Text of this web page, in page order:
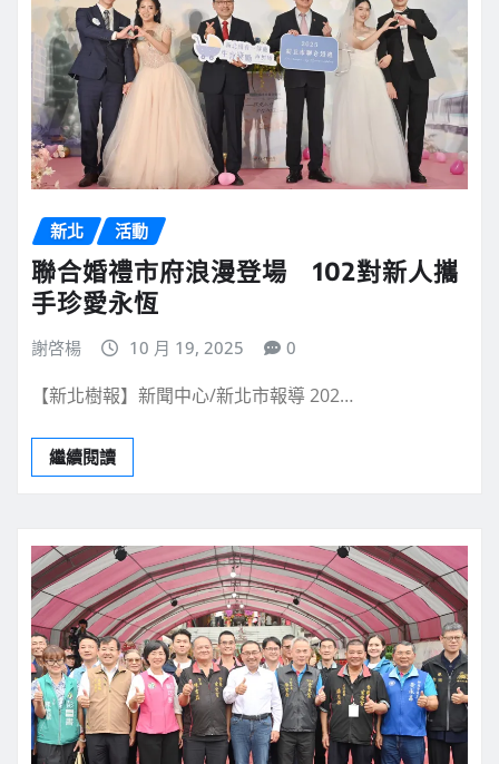
新北 活動
聯合婚禮市府浪漫登場 102對新人攜
手珍愛永恆
謝啓楊 10 月 19, 2025 0
【新北樹報】新聞中心/新北市報導 202…
繼續閱讀